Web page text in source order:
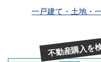
一戸建て・土地・
不動産購入を